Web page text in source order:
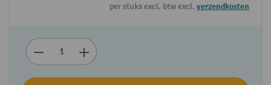
per stuks excl. btw excl. verzendkosten